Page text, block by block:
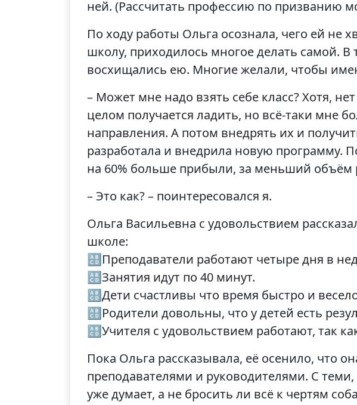
ней. (Рассчитать профессию по призванию
По ходу работы Ольга осознала, чего ей не
школу, приходилось многое делать самой.
восхищались ею. Многие желали, чтобы
– Может мне надо взять себе класс? Хотя,
целом получается ладить, но всё-таки мне
направления. А потом внедрять их и
разработала и внедрила новую программу.
на 60% больше прибыли, за меньший объём
– Это как? – поинтересовался я.
Ольга Васильевна с удовольствием
школе:
🔠Преподаватели работают четыре дня в
🔠Занятия идут по 40 минут.
🔠Дети счастливы что время быстро и
🔠Родители довольны, что у детей есть
🔠Учителя с удовольствием работают, так
Пока Ольга рассказывала, её осенило, что
преподавателями и руководителями. С
уже думает, а не бросить ли всё к чертям